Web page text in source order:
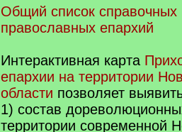
Общий список справочных
православных епархий
Интерактивная карта
епархии на территории
области позволяет
1) состав
территории современной